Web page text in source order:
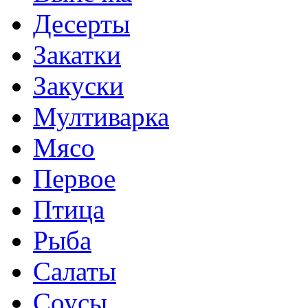
Десерты
Закатки
Закуски
Мултиварка
Мясо
Первое
Птица
Рыба
Салаты